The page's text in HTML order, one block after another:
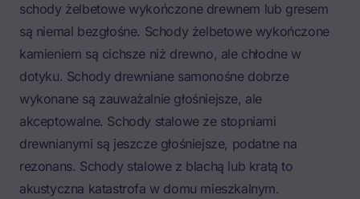
schody żelbetowe wykończone drewnem lub gresem
są niemal bezgłośne. Schody żelbetowe wykończone
kamieniem są cichsze niż drewno, ale chłodne w
dotyku. Schody drewniane samonośne dobrze
wykonane są zauważalnie głośniejsze, ale
akceptowalne. Schody stalowe ze stopniami
drewnianymi są jeszcze głośniejsze, podatne na
rezonans. Schody stalowe z blachą lub kratą to
akustyczna katastrofa w domu mieszkalnym.